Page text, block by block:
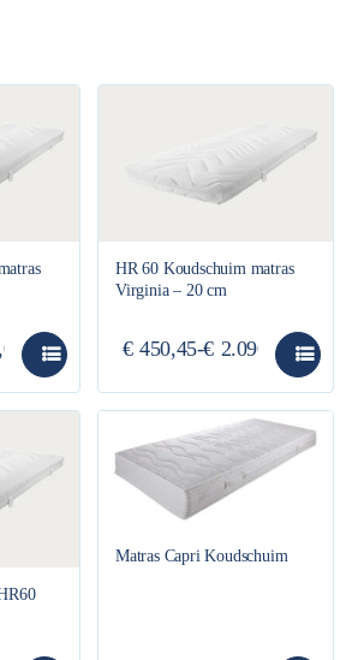
HR 60 Koudschuim matras
Virginia – 20 cm
€ 450,45-€ 2.090,00
Matras Capri Koudschuim